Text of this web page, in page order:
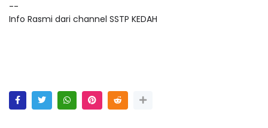
--
Info Rasmi dari channel SSTP KEDAH